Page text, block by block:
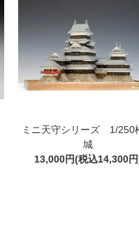
ミニ天守シリーズ 1/250
城
13,000円(税込14,300